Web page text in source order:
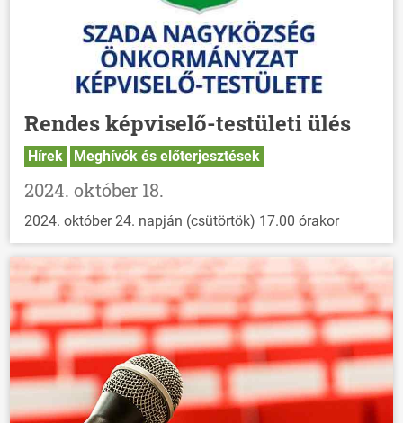
Rendes képviselő-testületi ülés
Hírek Meghívók és előterjesztések
2024. október 18.
2024. október 24. napján (csütörtök) 17.00 órakor